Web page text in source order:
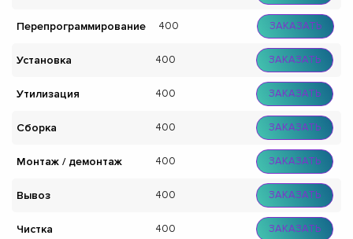
Перепрограммирование 400 ЗАКАЗАТЬ
Установка 400 ЗАКАЗАТЬ
Утилизация 400 ЗАКАЗАТЬ
Сборка 400 ЗАКАЗАТЬ
Монтаж / демонтаж 400 ЗАКАЗАТЬ
Вывоз 400 ЗАКАЗАТЬ
Чистка 400 ЗАКАЗАТЬ